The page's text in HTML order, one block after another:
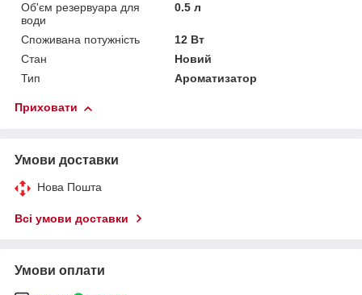
Об'єм резервуара для
води
0.5 л
Споживана потужність
12 Вт
Стан
Новий
Тип
Ароматизатор
Приховати
Умови доставки
Нова Пошта
Всі умови доставки
Умови оплати